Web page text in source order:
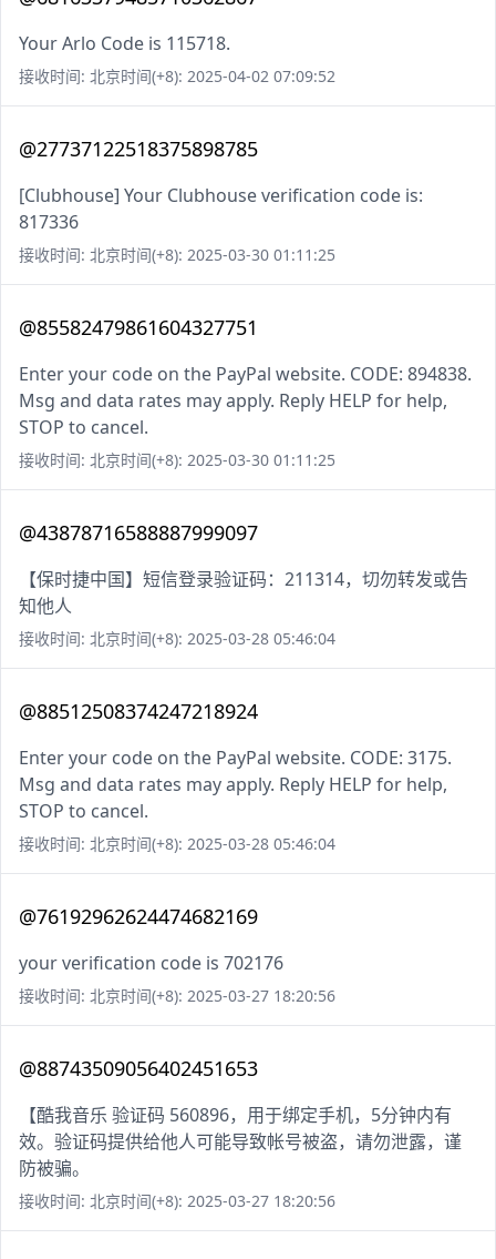
Your Arlo Code is 115718.
接收时间: 北京时间(+8): 2025-04-02 07:09:52
@27737122518375898785
[Clubhouse] Your Clubhouse verification code is:
817336
接收时间: 北京时间(+8): 2025-03-30 01:11:25
@85582479861604327751
Enter your code on the PayPal website. CODE: 894838.
Msg and data rates may apply. Reply HELP for help,
STOP to cancel.
接收时间: 北京时间(+8): 2025-03-30 01:11:25
@43878716588887999097
【保时捷中国】短信登录验证码：211314，切勿转发或告
知他人
接收时间: 北京时间(+8): 2025-03-28 05:46:04
@88512508374247218924
Enter your code on the PayPal website. CODE: 3175.
Msg and data rates may apply. Reply HELP for help,
STOP to cancel.
接收时间: 北京时间(+8): 2025-03-28 05:46:04
@76192962624474682169
your verification code is 702176
接收时间: 北京时间(+8): 2025-03-27 18:20:56
@88743509056402451653
【酷我音乐 验证码 560896，用于绑定手机，5分钟内有
效。验证码提供给他人可能导致帐号被盗，请勿泄露，谨
防被骗。
接收时间: 北京时间(+8): 2025-03-27 18:20:56